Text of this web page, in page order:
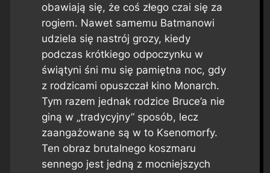
obawiają się, że coś złego czai się za
rogiem. Nawet samemu Batmanowi
udziela się nastrój grozy, kiedy
podczas krótkiego odpoczynku w
świątyni śni mu się pamiętna noc, gdy
z rodzicami opuszczał kino Monarch.
Tym razem jednak rodzice Bruce’a nie
giną w „tradycyjny” sposób, lecz
zaangażowane są w to Ksenomorfy.
Ten obraz brutalnego koszmaru
sennego jest jedną z mocniejszych